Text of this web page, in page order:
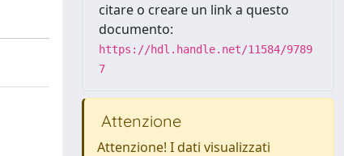
citare o creare un link a questo
documento:
https://hdl.handle.net/11584/9789
7
Attenzione
Attenzione! I dati visualizzati